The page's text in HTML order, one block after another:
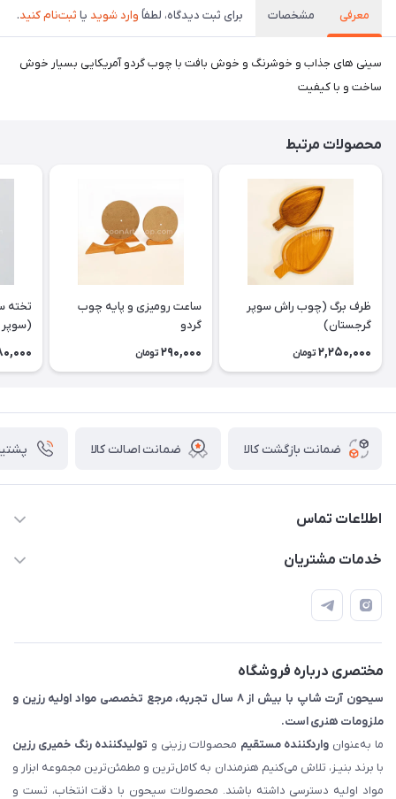
معرفی مشخصات برای ثبت دیدگاه، لطفاً وارد شوید یا ثبت‌نام کنید.
سینی های جذاب و خوشرنگ و خوش بافت با چوب گردو آمریکایی بسیار خوش
ساخت و با کیفیت
محصولات مرتبط
ظرف برگ (چوب راش سوپر
گرجستان)
2,250,000 تومان
ساعت رومیزی و پایه چوب
گردو
290,000 تومان
تخته
ضمانت بازگشت کالا ضمانت اصالت کالا
اطلاعات تماس
خدمات مشتریان
📝 قوانین و مقررات
📖 راهنما
مختصری درباره فروشگاه
سیحون آرت شاپ با بیش از ۸ سال تجربه، مرجع تخصصی مواد اولیه رزین و
ملزومات هنری است.
ما به‌عنوان واردکننده مستقیم محصولات رزینی و تولیدکننده رنگ خمیری رزین
با برند بنیـز، تلاش می‌کنیم هنرمندان به کامل‌ترین و مطمئن‌ترین مجموعه ابزار و
مواد اولیه دسترسی داشته باشند. محصولات سیحون با دقت انتخاب، تست و